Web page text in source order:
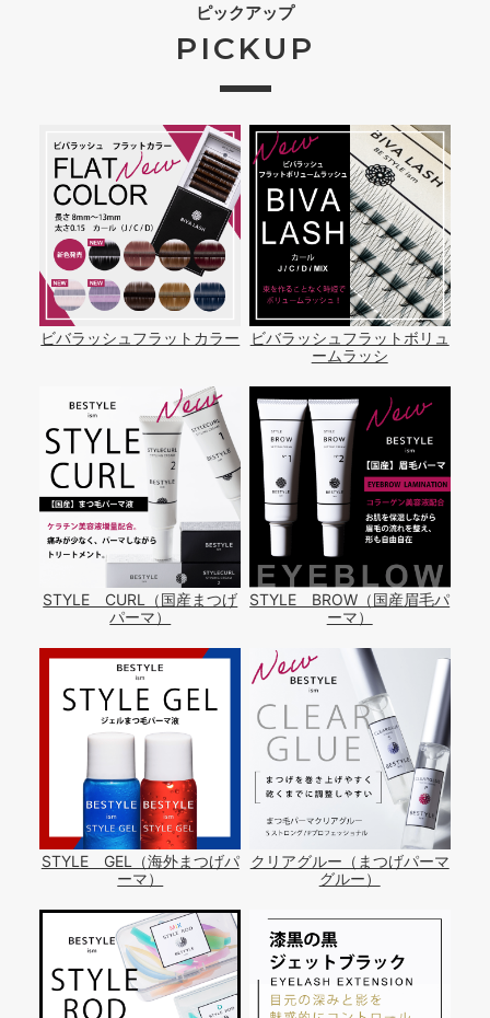
ピックアップ
PICKUP
ビバラッシュフラットカラー
ビバラッシュフラットボリュ
ームラッシ
STYLE CURL（国産まつげ
パーマ）
STYLE BROW（国産眉毛パ
ーマ）
STYLE GEL（海外まつげパ
ーマ）
クリアグルー（まつげパーマ
グルー）